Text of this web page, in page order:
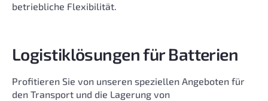
betriebliche Flexibilität.
Logistiklösungen für Batterien
Profitieren Sie von unseren speziellen Angeboten für
den Transport und die Lagerung von